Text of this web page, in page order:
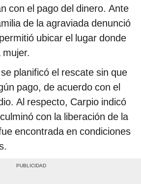
con el pago del dinero. Ante
de la agraviada denunció
ubicar el lugar donde
planificó el rescate sin que
pago, de acuerdo con el
Al respecto, Carpio indicó
con la liberación de la
encontrada en condiciones